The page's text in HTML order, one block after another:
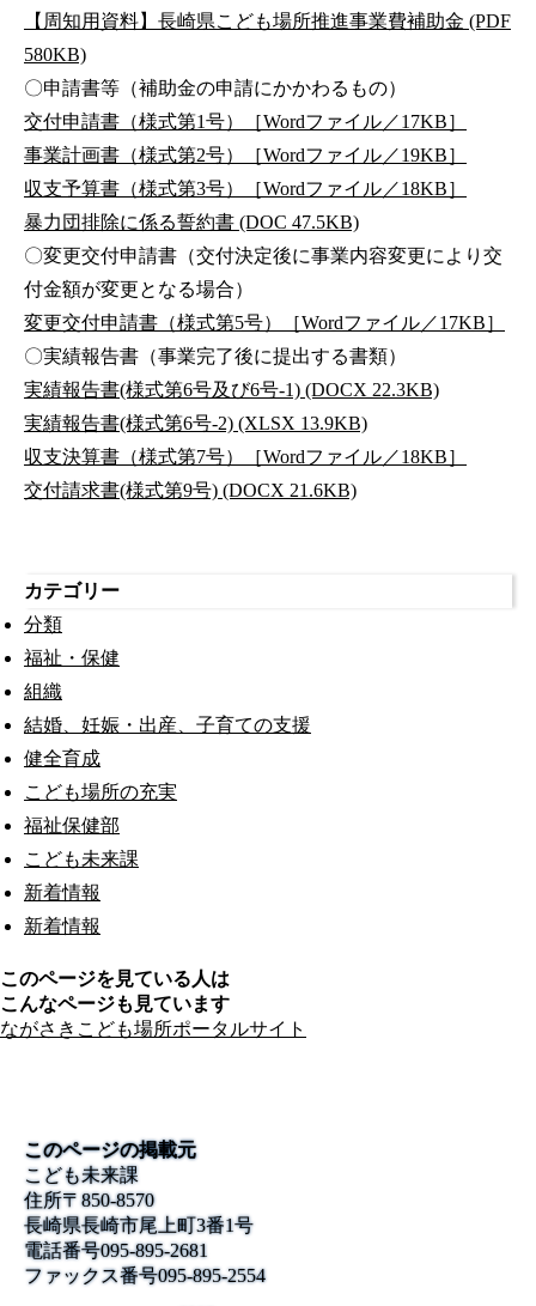
【周知用資料】長崎県こども場所推進事業費補助金 (PDF
580KB)
〇申請書等（補助金の申請にかかわるもの）
交付申請書（様式第1号）［Wordファイル／17KB］
事業計画書（様式第2号）［Wordファイル／19KB］
収支予算書（様式第3号）［Wordファイル／18KB］
暴力団排除に係る誓約書 (DOC 47.5KB)
〇変更交付申請書（交付決定後に事業内容変更により交
付金額が変更となる場合）
変更交付申請書（様式第5号）［Wordファイル／17KB］
〇実績報告書（事業完了後に提出する書類）
実績報告書(様式第6号及び6号-1) (DOCX 22.3KB)
実績報告書(様式第6号-2) (XLSX 13.9KB)
収支決算書（様式第7号）［Wordファイル／18KB］
交付請求書(様式第9号) (DOCX 21.6KB)
カテゴリー
分類
福祉・保健
組織
結婚、妊娠・出産、子育ての支援
健全育成
こども場所の充実
福祉保健部
こども未来課
新着情報
新着情報
このページを見ている人は
こんなページも見ています
ながさきこども場所ポータルサイト
このページの掲載元
こども未来課
住所〒850-8570
長崎県長崎市尾上町3番1号
電話番号095-895-2681
ファックス番号095-895-2554